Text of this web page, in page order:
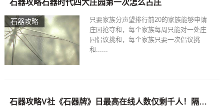
石器攻略
石器攻略石器时代四大庄园第一次怎么占庄
只要家族分声望排行前20的家族能够申请
庄园抢夺和，每个家族每周只能对一处庄
园倡议挑和，每个家族只要一次倡议挑
和......
石器攻略V社《石器牌》日最高在线人数仅剩千人！隔壁《刀塔自走棋》玩家破30万！